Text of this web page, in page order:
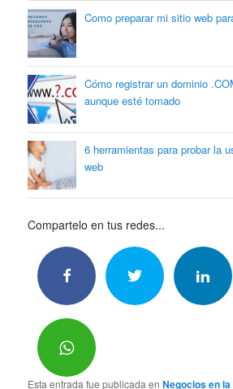
Como preparar mi sitio web
Cómo registrar un dominio
aunque esté tomado
6 herramientas para probar la
web
Compartelo en tus redes...
Esta entrada fue publicada enNegocios en la